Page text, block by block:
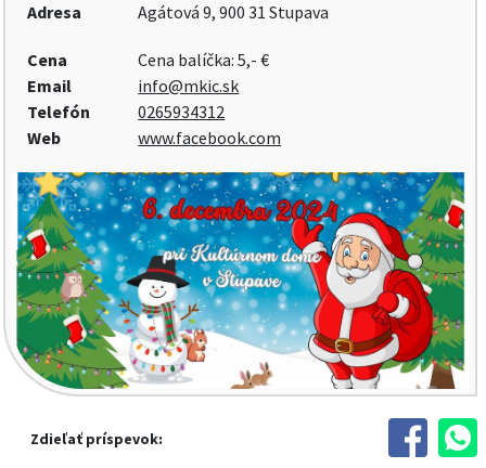
Adresa Agátová 9, 900 31 Stupava
Cena
Cena balíčka: 5,- €
Email
info@mkic.sk
Telefón
0265934312
Web
www.facebook.com
Zdieľať príspevok: